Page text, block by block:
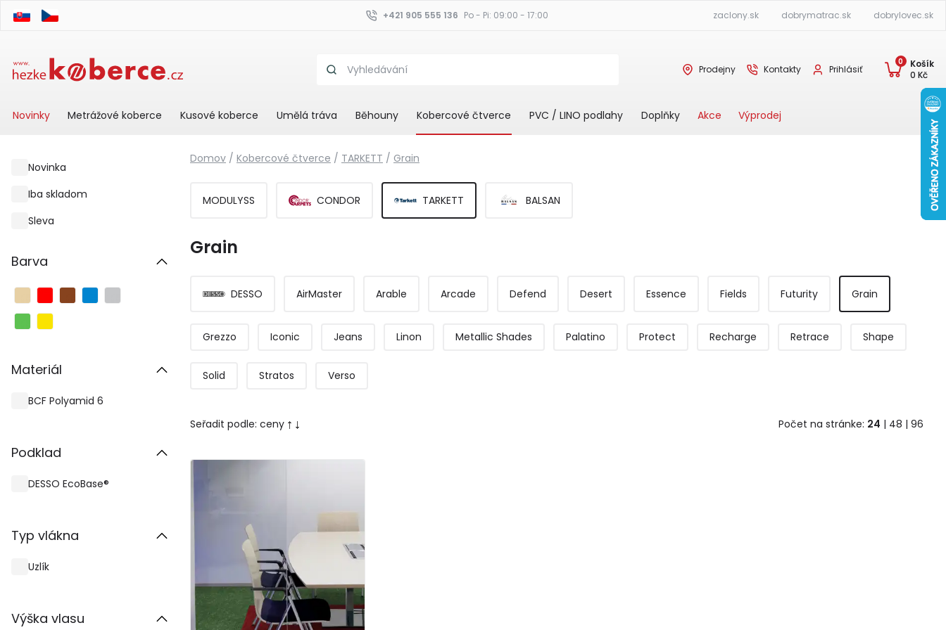
+421 905 555 136 Po - Pi: 09:00 - 17:00 zaclony.sk dobrymatrac.sk dobrylovec.sk
Prodejny Kontakty Prihlásiť
0
Košík
0 Kč
Novinky Metrážové koberce Kusové koberce Umělá tráva Běhouny Kobercové čtverce PVC / LINO podlahy Doplňky Akce Výprodej
Novinka
Iba skladom
Sleva
Barva
Materiál
BCF Polyamid 6
Podklad
DESSO EcoBase®
Typ vlákna
Uzlík
Výška vlasu
Domov / Kobercové čtverce / TARKETT / Grain
MODULYSS CONDOR TARKETT BALSAN
Grain
DESSO AirMaster Arable Arcade Defend Desert Essence Fields Futurity Grain
Grezzo Iconic Jeans Linon Metallic Shades Palatino Protect Recharge Retrace Shape
Solid Stratos Verso
Seřadit podle: ceny Počet na stránke: 24 | 48 | 96